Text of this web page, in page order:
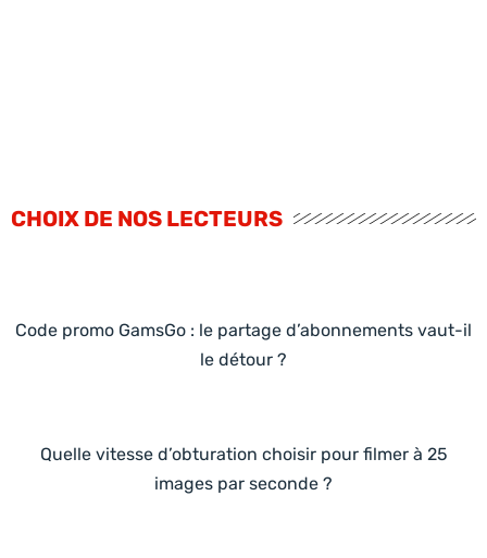
CHOIX DE NOS LECTEURS
Code promo GamsGo : le partage d’abonnements vaut-il
le détour ?
Quelle vitesse d’obturation choisir pour filmer à 25
images par seconde ?